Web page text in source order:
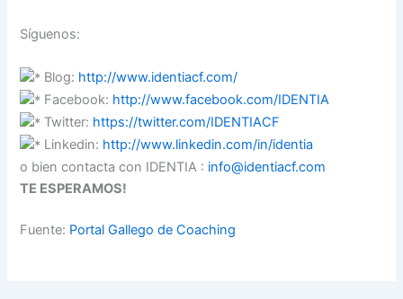
Síguenos:
Blog: http://www.identiacf.com/
Facebook: http://www.facebook.com/IDENTIA
Twitter: https://twitter.com/IDENTIACF
Linkedin: http://www.linkedin.com/in/identia
o bien contacta con IDENTIA : info@identiacf.com
TE ESPERAMOS!
Fuente: Portal Gallego de Coaching